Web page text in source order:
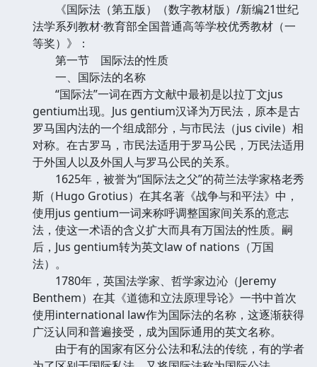
《国际法（第五版）（数字教材版）/新编21世纪
法学系列教材·教育部全国普通高等学校优秀教材（一
等奖）》：
第一节 国际法的性质
一、国际法的名称
“国际法”一词在西方文献中最初是以拉丁文jus
gentium出现。Jus gentium汉译为万民法，原本是古
罗马国内法的一个组成部分，与市民法（jus civile）相
对称。在古罗马，市民法适用于罗马公民，万民法适用
于外国人以及外国人与罗马公民的关系。
1625年，被誉为“国际法之父”的荷兰法学家格老秀
斯（Hugo Grotius）在其名著《战争与和平法》中，
使用jus gentium一词来称呼调整国家间关系的意志
法，使这一术语的含义扩大而具有万国法的性质。嗣
后，Jus gentium转为英文law of nations（万国
法）。
1780年，英国法学家、哲学家边沁（Jeremy
Benthem）在其《道德和立法原理导论》一书中首次
使用international law作为国际法的名称，这逐渐获得
广泛认同和普遍接受，成为国际通用的英文名称。
由于有的国家有区分公法和私法的传统，有的学者